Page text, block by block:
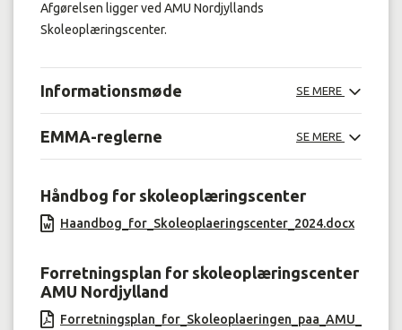
Afgørelsen ligger ved AMU Nordjyllands
Skoleoplæringscenter.
Informationsmøde SE MERE
EMMA-reglerne SE MERE
Håndbog for skoleoplæringscenter
Haandbog_for_Skoleoplaeringscenter_2024.docx
Forretningsplan for skoleoplæringscenter
AMU Nordjylland
Forretningsplan_for_Skoleoplaeringen_paa_AMU_